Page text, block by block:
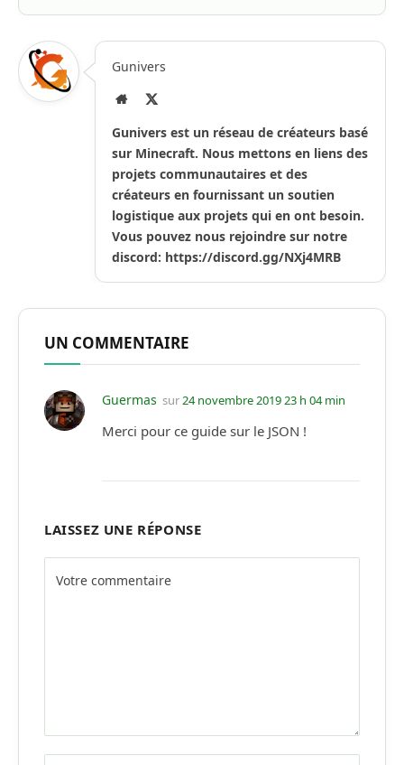
Gunivers
Site
X
Gunivers est un réseau de créateurs basé
sur Minecraft. Nous mettons en liens des
projets communautaires et des
créateurs en fournissant un soutien
logistique aux projets qui en ont besoin.
Vous pouvez nous rejoindre sur notre
discord: https://discord.gg/NXj4MRB
UN COMMENTAIRE
Guermas sur24 novembre 2019 23 h 04 min
Merci pour ce guide sur le JSON !
LAISSEZ UNE RÉPONSE